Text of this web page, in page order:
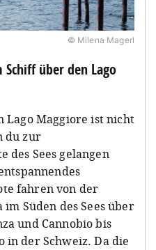
© Milena Magerl
über den Lago
Lago Maggiore ist nicht
du zur
des Sees gelangen
fahren von der
Süden des Sees über
und Cannobio bis
in der Schweiz. Da die